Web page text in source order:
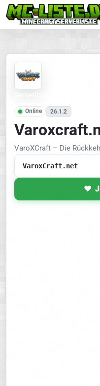
Online 26.1.2
VaroXCraft – Die
VaroxCraft.net